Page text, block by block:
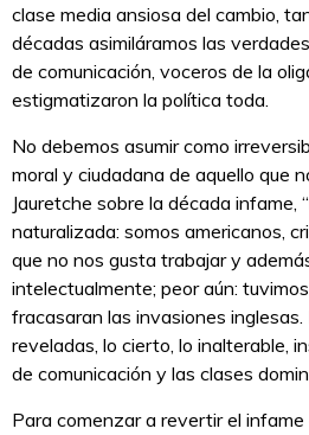
clase media ansiosa del cambio,
décadas asimiláramos las
de comunicación, voceros de la
estigmatizaron la política toda.
No debemos asumir como
moral y ciudadana de aquello que
Jauretche sobre la década infame,
naturalizada: somos americanos,
que no nos gusta trabajar y
intelectualmente; peor aún:
fracasaran las invasiones
reveladas, lo cierto, lo inalterable,
de comunicación y las clases
Para comenzar a revertir el